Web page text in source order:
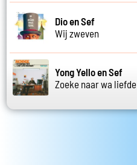
Dio en Sef
Wij zweven
Yong Yello en Sef
Zoeke naar wa liefde